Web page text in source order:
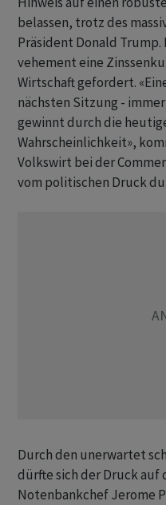
belassen, trotz des
Präsident Donald
vehement eine
Wirtschaft gefordert.
nächsten Sitzung -
gewinnt durch die
Wahrscheinlichkeit»,
Volkswirt bei der
vom politischen Druck
Durch den unerwartet
dürfte sich der Druck auf
Notenbankchef Jerome